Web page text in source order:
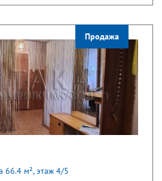
Продажа
66.4 м², этаж 4/5